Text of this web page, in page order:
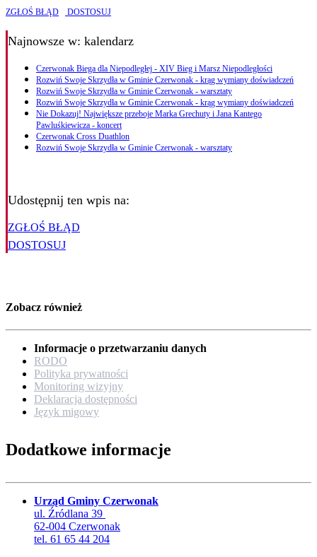
ZGŁOŚ BŁĄD DOSTOSUJ
Najnowsze w: kalendarz
Czerwonak Biega dla Niepodległej - XIV Bieg i Marsz Niepodległości
Rozwiń Swoje Skrzydła w Gminie Czerwonak - krąg wymiany doświadczeń
Rozwiń Swoje Skrzydła w Gminie Czerwonak - warsztaty
Rozwiń Swoje Skrzydła w Gminie Czerwonak - krąg wymiany doświadczeń
Nie Dokazuj! Największe przeboje Marka Grechuty i Jana Kantego
Pawluśkiewicza - koncert
Czerwonak Cross Duathlon
Rozwiń Swoje Skrzydła w Gminie Czerwonak - warsztaty
Udostępnij ten wpis na:
ZGŁOŚ BŁĄD
DOSTOSUJ
Zobacz również
Informacje o przetwarzaniu danych
RODO
Polityka prywatności
Monitoring wizyjny
Deklaracja dostępności
Język migowy
Dodatkowe informacje
Urząd Gminy Czerwonak
ul. Źródlana 39
62-004 Czerwonak
tel. 61 65 44 204